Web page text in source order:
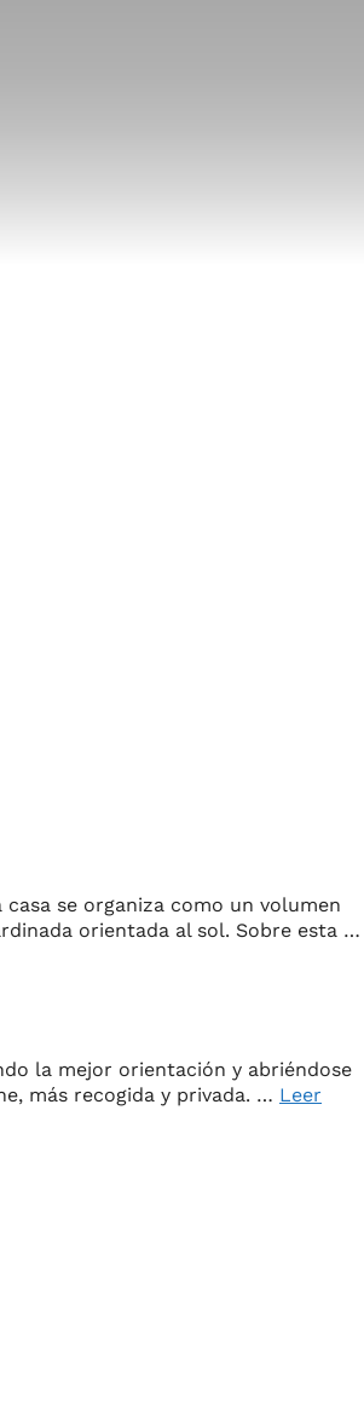
se organiza como un volumen
orientada al sol. Sobre esta …
la mejor orientación y abriéndose
más recogida y privada. … Leer